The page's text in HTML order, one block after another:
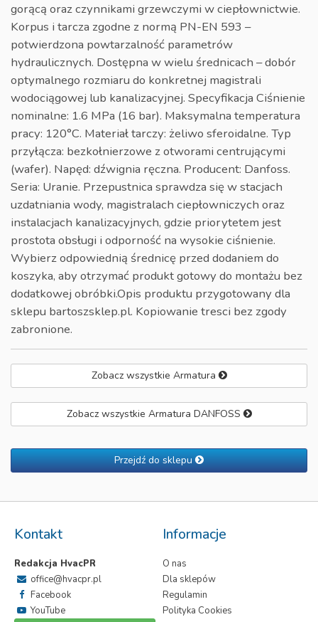
gorącą oraz czynnikami grzewczymi w ciepłownictwie.
Korpus i tarcza zgodne z normą PN-EN 593 –
potwierdzona powtarzalność parametrów
hydraulicznych. Dostępna w wielu średnicach – dobór
optymalnego rozmiaru do konkretnej magistrali
wodociągowej lub kanalizacyjnej. Specyfikacja Ciśnienie
nominalne: 1.6 MPa (16 bar). Maksymalna temperatura
pracy: 120°C. Materiał tarczy: żeliwo sferoidalne. Typ
przyłącza: bezkołnierzowe z otworami centrującymi
(wafer). Napęd: dźwignia ręczna. Producent: Danfoss.
Seria: Uranie. Przepustnica sprawdza się w stacjach
uzdatniania wody, magistralach ciepłowniczych oraz
instalacjach kanalizacyjnych, gdzie priorytetem jest
prostota obsługi i odporność na wysokie ciśnienie.
Wybierz odpowiednią średnicę przed dodaniem do
koszyka, aby otrzymać produkt gotowy do montażu bez
dodatkowej obróbki.Opis produktu przygotowany dla
sklepu bartoszsklep.pl. Kopiowanie tresci bez zgody
zabronione.
Zobacz wszystkie Armatura
Zobacz wszystkie Armatura DANFOSS
Przejdź do sklepu
Kontakt
Redakcja HvacPR
office@hvacpr.pl
Facebook
YouTube
Informacje
O nas
Dla sklepów
Regulamin
Polityka Cookies